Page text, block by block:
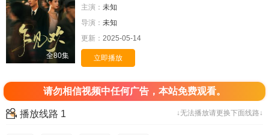
全80集
主演： 未知
导演： 未知
更新： 2025-05-14
立即播放
请勿相信视频中任何广告，本站免费观看。
↓无法播放请更换下面线路↓
播放线路 1